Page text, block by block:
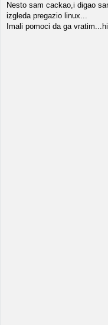
Nesto sam cackao,i digao
izgleda pregazio linux...
Imali pomoci da ga